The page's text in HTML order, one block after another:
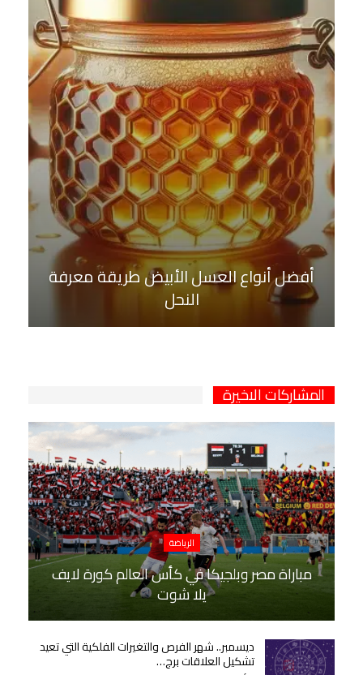
أفضل أنواع العسل الأبيض طريقة معرفة
النحل
المشاركات الاخيرة
الرياضة
مباراة مصر وبلجيكا في كأس العالم كورة لايف
يلا شوت
ديسمبر.. شهر الفرص والتغيرات الفلكية التي تعيد
تشكيل العلاقات برج…